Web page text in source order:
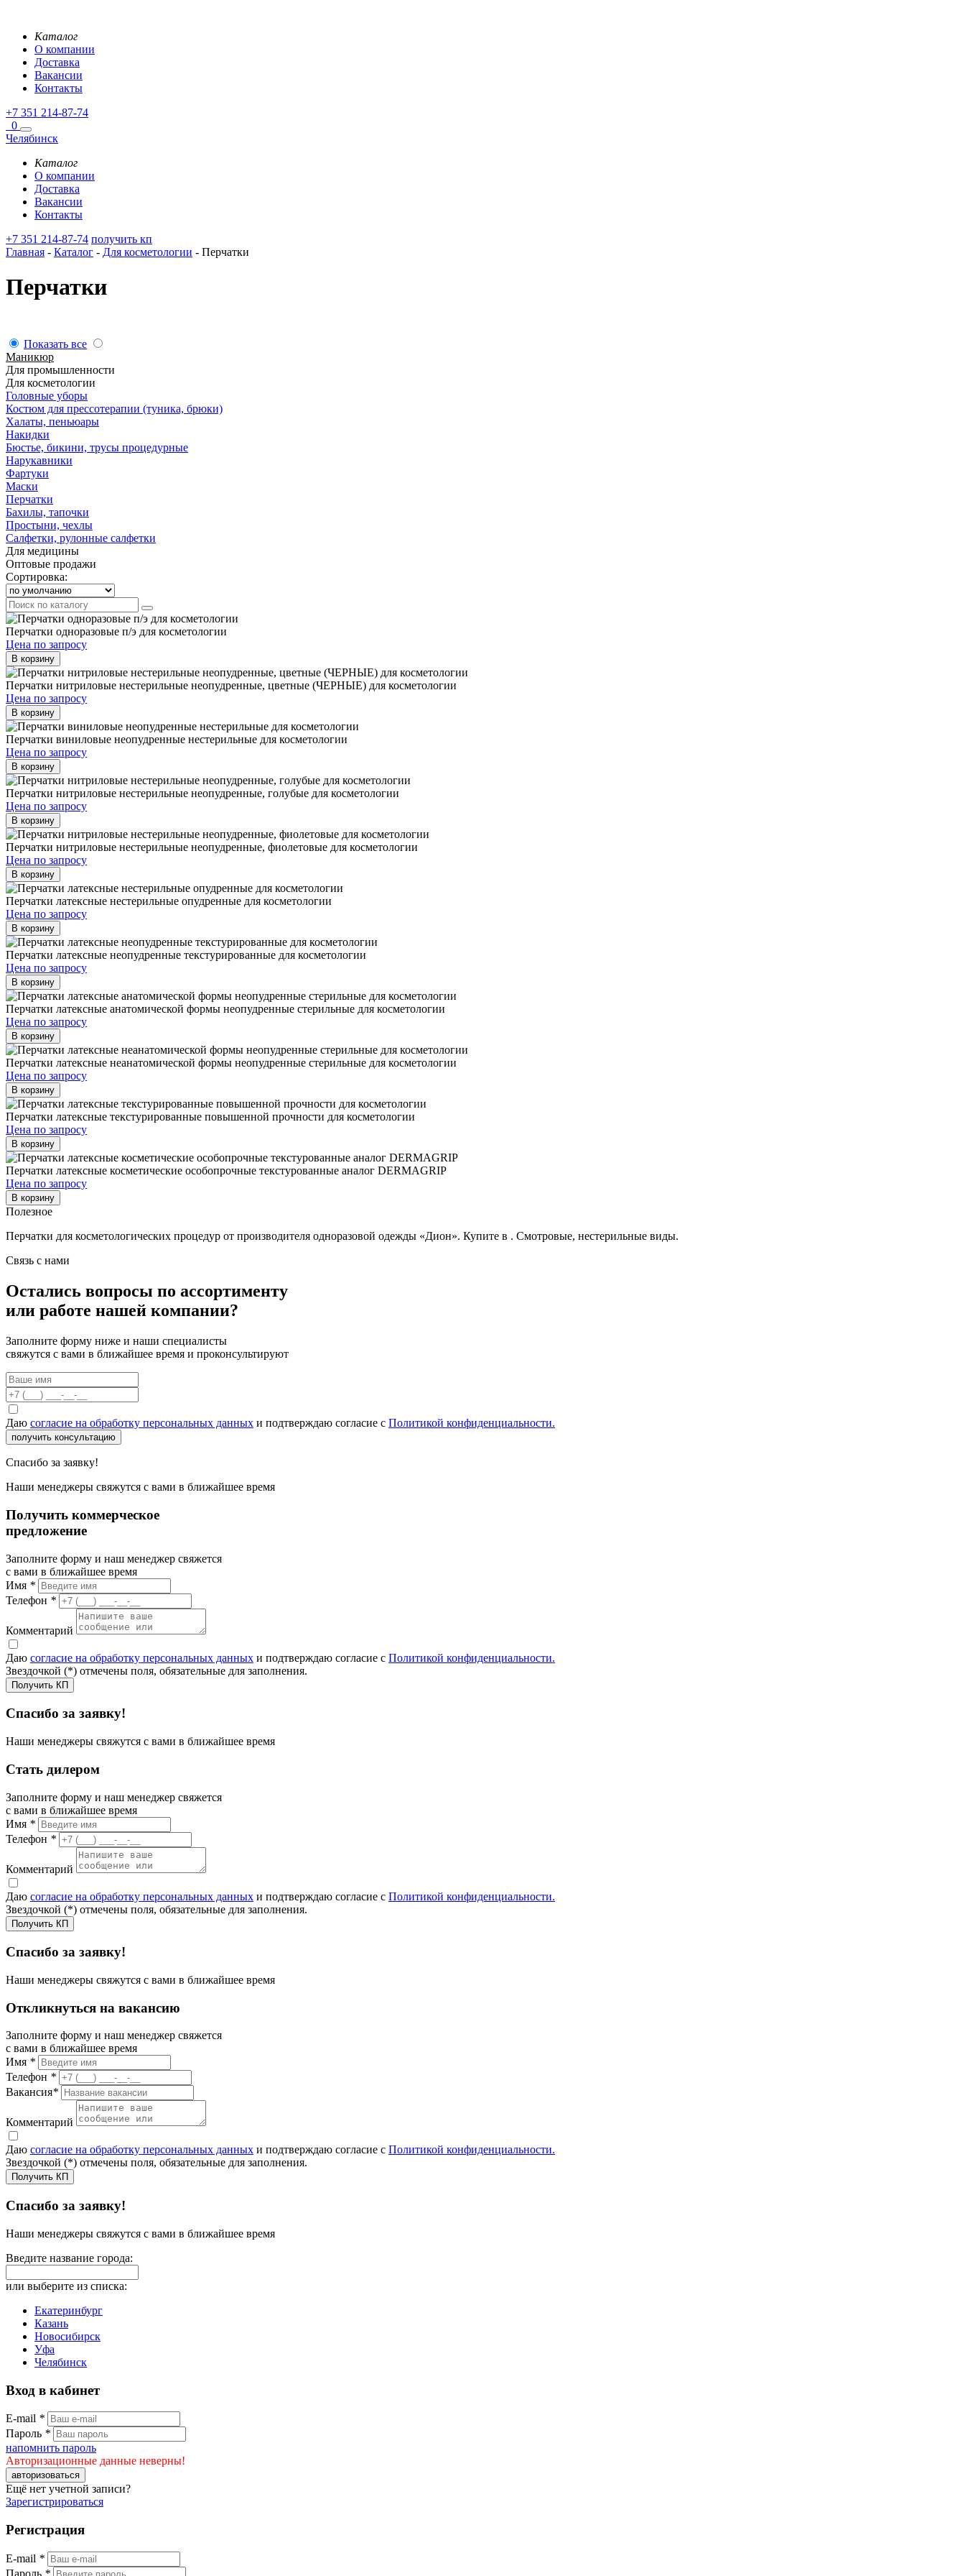
Каталог
О компании
Доставка
Вакансии
Контакты
+7 351 214-87-74
0
Челябинск
Каталог
О компании
Доставка
Вакансии
Контакты
+7 351 214-87-74 получить кп
Главная - Каталог - Для косметологии - Перчатки
Перчатки
Показать все
Маникюр
Для промышленности
Для косметологии
Головные уборы
Костюм для прессотерапии (туника, брюки)
Халаты, пеньюары
Накидки
Бюстье, бикини, трусы процедурные
Нарукавники
Фартуки
Маски
Перчатки
Бахилы, тапочки
Простыни, чехлы
Салфетки, рулонные салфетки
Для медицины
Оптовые продажи
Сортировка:
Перчатки одноразовые п/э для косметологии
Цена по запросу
В корзину
Перчатки нитриловые нестерильные неопудренные, цветные (ЧЕРНЫЕ) для косметологии
Цена по запросу
В корзину
Перчатки виниловые неопудренные нестерильные для косметологии
Цена по запросу
В корзину
Перчатки нитриловые нестерильные неопудренные, голубые для косметологии
Цена по запросу
В корзину
Перчатки нитриловые нестерильные неопудренные, фиолетовые для косметологии
Цена по запросу
В корзину
Перчатки латексные нестерильные опудренные для косметологии
Цена по запросу
В корзину
Перчатки латексные неопудренные текстурированные для косметологии
Цена по запросу
В корзину
Перчатки латексные анатомической формы неопудренные стерильные для косметологии
Цена по запросу
В корзину
Перчатки латексные неанатомической формы неопудренные стерильные для косметологии
Цена по запросу
В корзину
Перчатки латексные текстурированные повышенной прочности для косметологии
Цена по запросу
В корзину
Перчатки латексные косметические особопрочные текстурованные аналог DERMAGRIP
Цена по запросу
В корзину
Полезное
Перчатки для косметологических процедур от производителя одноразовой одежды «Дион». Купите в . Смотровые, нестерильные виды.
Связь с нами
Остались вопросы по ассортименту
или работе нашей компании?
Заполните форму ниже и наши специалисты
свяжутся с вами в ближайшее время и проконсультируют
Даю согласие на обработку персональных данных и подтверждаю согласие с Политикой конфиденциальности.
получить консультацию
Спасибо за заявку!
Наши менеджеры свяжутся с вами в ближайшее время
Получить коммерческое
предложение
Заполните форму и наш менеджер свяжется
с вами в ближайшее время
Имя *
Телефон *
Комментарий
Даю согласие на обработку персональных данных и подтверждаю согласие с Политикой конфиденциальности.
Звездочкой (*) отмечены поля, обязательные для заполнения.
Получить КП
Спасибо за заявку!
Наши менеджеры свяжутся с вами в ближайшее время
Стать дилером
Заполните форму и наш менеджер свяжется
с вами в ближайшее время
Имя *
Телефон *
Комментарий
Даю согласие на обработку персональных данных и подтверждаю согласие с Политикой конфиденциальности.
Звездочкой (*) отмечены поля, обязательные для заполнения.
Получить КП
Спасибо за заявку!
Наши менеджеры свяжутся с вами в ближайшее время
Откликнуться на вакансию
Заполните форму и наш менеджер свяжется
с вами в ближайшее время
Имя *
Телефон *
Вакансия*
Комментарий
Даю согласие на обработку персональных данных и подтверждаю согласие с Политикой конфиденциальности.
Звездочкой (*) отмечены поля, обязательные для заполнения.
Получить КП
Спасибо за заявку!
Наши менеджеры свяжутся с вами в ближайшее время
Введите название города:
или выберите из списка:
Екатеринбург
Казань
Новосибирск
Уфа
Челябинск
Вход в кабинет
E-mail *
Пароль *
напомнить пароль
Авторизационные данные неверны!
авторизоваться
Ещё нет учетной записи?
Зарегистрироваться
Регистрация
E-mail *
Пароль *